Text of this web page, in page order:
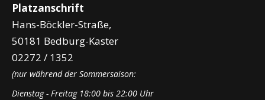
Platzanschrift
Hans-Böckler-Straße,
50181 Bedburg-Kaster
02272 / 1352
(nur während der Sommersaison:
Dienstag - Freitag 18:00 bis 22:00 Uhr